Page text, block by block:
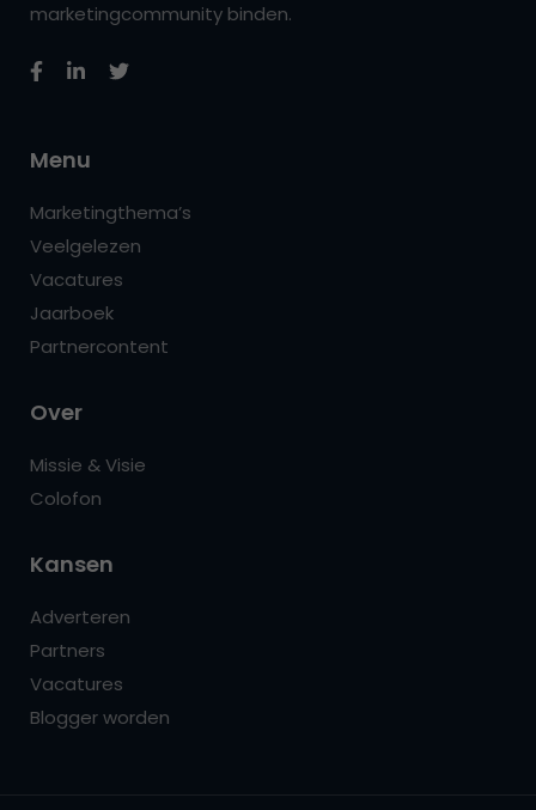
marketingcommunity binden.
Menu
Marketingthema’s
Veelgelezen
Vacatures
Jaarboek
Partnercontent
Over
Missie & Visie
Colofon
Kansen
Adverteren
Partners
Vacatures
Blogger worden